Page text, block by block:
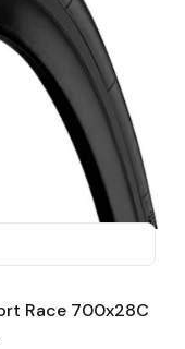
Race 700x28C